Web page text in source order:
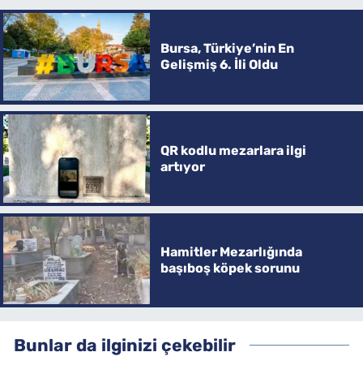
Bursa, Türkiye’nin En
Gelişmiş 6. İli Oldu
QR kodlu mezarlara ilgi
artıyor
Hamitler Mezarlığında
başıboş köpek sorunu
Bunlar da ilginizi çekebilir